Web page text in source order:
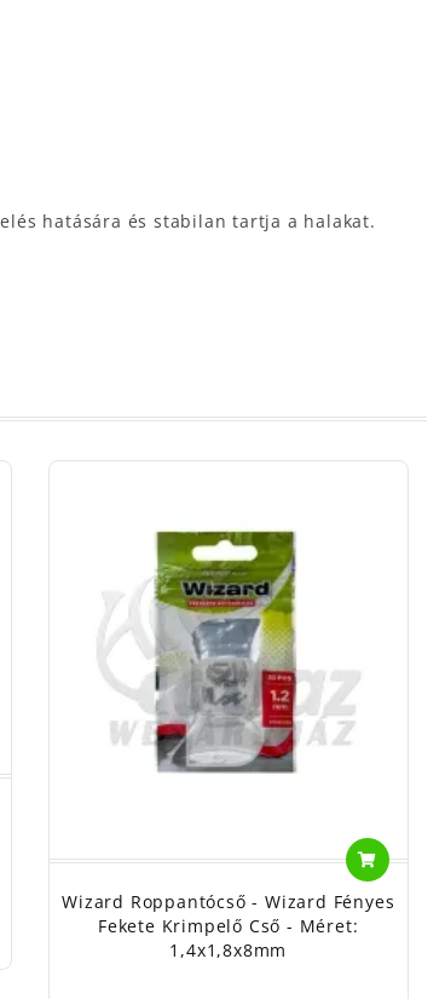
hatására és stabilan tartja a halakat.
Wizard Roppantócső - Wizard Fényes
Fekete Krimpelő Cső - Méret:
1,4x1,8x8mm